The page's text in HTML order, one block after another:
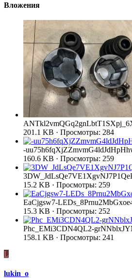
Вложения
201.1 KB · Просмотры: 284
-
160.6 KB · Просмотры: 259
15.2 KB · Просмотры: 259
EaCjgsw7-
15.3 KB · Просмотры: 252
Phc_EMi3CDN4QL2-
158.1 KB · Просмотры: 241
L
lukin_o